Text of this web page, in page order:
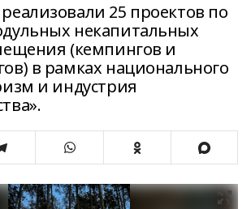
25 проектов по
некапитальных
(кемпингов и
в рамках национального
и индустрия